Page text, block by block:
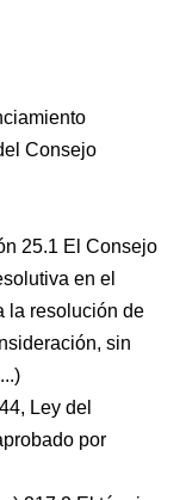
Consejo
25.1 El Consejo
en el
la resolución de
sin
Ley del
por